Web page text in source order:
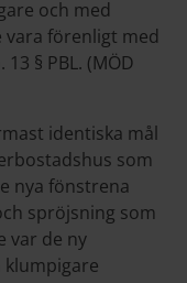
och med
förenligt med
§ PBL. (MÖD
identiska mål
som
nya fönstrena
spröjsning som
var de ny